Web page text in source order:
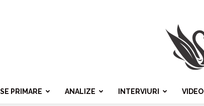
PRIMARE ANALIZE INTERVIURI VIDEO